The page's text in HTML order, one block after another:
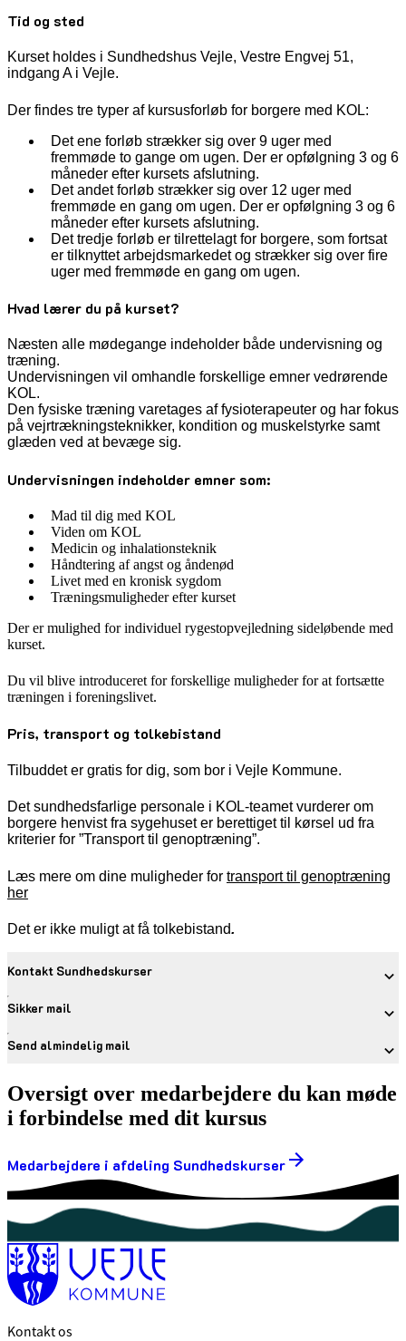
Tid og sted
Kurset holdes i Sundhedshus Vejle, Vestre Engvej 51,
indgang A i Vejle.
Der findes tre typer af kursusforløb for borgere med KOL:
Det ene forløb strækker sig over 9 uger med
fremmøde to gange om ugen. Der er opfølgning 3 og 6
måneder efter kursets afslutning.
Det andet forløb strækker sig over 12 uger med
fremmøde en gang om ugen. Der er opfølgning 3 og 6
måneder efter kursets afslutning.
Det tredje forløb er tilrettelagt for borgere, som fortsat
er tilknyttet arbejdsmarkedet og strækker sig over fire
uger med fremmøde en gang om ugen.
Hvad lærer du på kurset?
Næsten alle mødegange indeholder både undervisning og
træning.
Undervisningen vil omhandle forskellige emner vedrørende
KOL.
Den fysiske træning varetages af fysioterapeuter og har fokus
på vejrtrækningsteknikker, kondition og muskelstyrke samt
glæden ved at bevæge sig.
Undervisningen indeholder emner som:
Mad til dig med KOL
Viden om KOL
Medicin og inhalationsteknik
Håndtering af angst og åndenød
Livet med en kronisk sygdom
Træningsmuligheder efter kurset
Der er mulighed for individuel rygestopvejledning sideløbende med
kurset.
Du vil blive introduceret for forskellige muligheder for at fortsætte
træningen i foreningslivet.
Pris, transport og tolkebistand
Tilbuddet er gratis for dig, som bor i Vejle Kommune.
Det sundhedsfarlige personale i KOL-teamet vurderer om
borgere henvist fra sygehuset er berettiget til kørsel ud fra
kriterier for ”Transport til genoptræning”.
Læs mere om dine muligheder for transport til genoptræning
her
Det er ikke muligt at få tolkebistand.
Kontakt Sundhedskurser
Sikker mail
Send almindelig mail
Oversigt over medarbejdere du kan møde
i forbindelse med dit kursus
Medarbejdere i afdeling Sundhedskurser
Kontakt os